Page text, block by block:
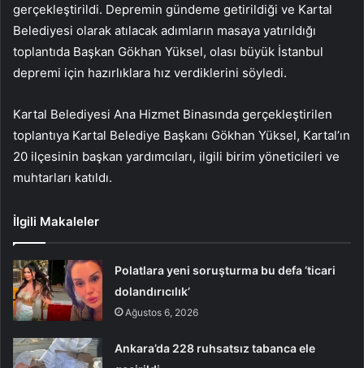
gerçekleştirildi. Depremin gündeme getirildiği ve Kartal
Belediyesi olarak atılacak adımların masaya yatırıldığı
toplantıda Başkan Gökhan Yüksel, olası büyük İstanbul
depremi için hazırlıklara hız verdiklerini söyledi.
Kartal Belediyesi Ana Hizmet Binasında gerçekleştirilen
toplantıya Kartal Belediye Başkanı Gökhan Yüksel, Kartal’ın
20 ilçesinin başkan yardımcıları, ilgili birim yöneticileri ve
muhtarları katıldı.
İlgili Makaleler
Polatlara yeni soruşturma bu defa ‘ticari
dolandırıcılık’
Ağustos 6, 2026
Ankara’da 228 ruhsatsız tabanca ele